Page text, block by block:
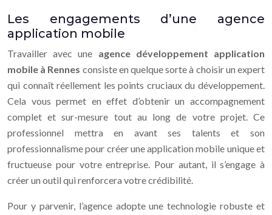
Les engagements d’une agence
application mobile
Travailler avec une agence développement application
mobile à Rennes consiste en quelque sorte à choisir un expert
qui connaît réellement les points cruciaux du développement.
Cela vous permet en effet d’obtenir un accompagnement
complet et sur-mesure tout au long de votre projet. Ce
professionnel mettra en avant ses talents et son
professionnalisme pour créer une application mobile unique et
fructueuse pour votre entreprise. Pour autant, il s’engage à
créer un outil qui renforcera votre crédibilité.
Pour y parvenir, l’agence adopte une technologie robuste et